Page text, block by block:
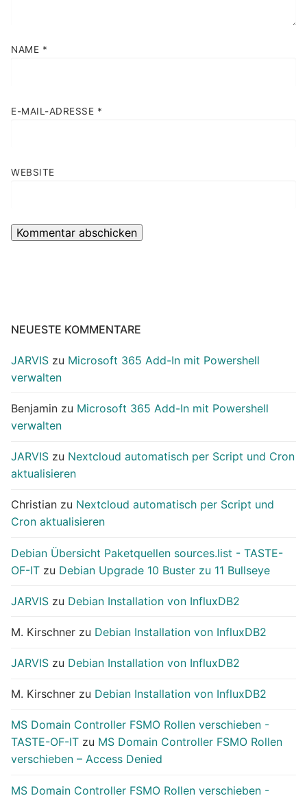
NAME *
E-MAIL-ADRESSE *
WEBSITE
NEUESTE KOMMENTARE
JARVIS zu Microsoft 365 Add-In mit Powershell
verwalten
Benjamin zu Microsoft 365 Add-In mit Powershell
verwalten
JARVIS zu Nextcloud automatisch per Script und Cron
aktualisieren
Christian zu Nextcloud automatisch per Script und
Cron aktualisieren
Debian Übersicht Paketquellen sources.list - TASTE-
OF-IT zu Debian Upgrade 10 Buster zu 11 Bullseye
JARVIS zu Debian Installation von InfluxDB2
M. Kirschner zu Debian Installation von InfluxDB2
JARVIS zu Debian Installation von InfluxDB2
M. Kirschner zu Debian Installation von InfluxDB2
MS Domain Controller FSMO Rollen verschieben -
TASTE-OF-IT zu MS Domain Controller FSMO Rollen
verschieben – Access Denied
MS Domain Controller FSMO Rollen verschieben -